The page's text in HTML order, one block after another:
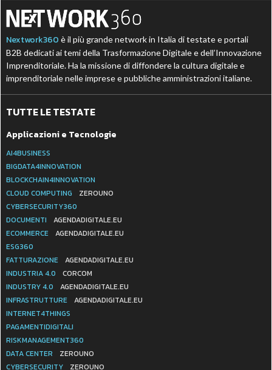
Nextwork360 è il più grande network in Italia di testate e portali
B2B dedicati ai temi della Trasformazione Digitale e dell’Innovazione
Imprenditoriale. Ha la missione di diffondere la cultura digitale e
imprenditoriale nelle imprese e pubbliche amministrazioni italiane.
TUTTE LE TESTATE
Applicazioni e Tecnologie
AI4BUSINESS
BIGDATA4INNOVATION
BLOCKCHAIN4INNOVATION
CLOUD COMPUTING
ZEROUNO
CYBERSECURITY360
DOCUMENTI
AGENDADIGITALE.EU
ECOMMERCE
AGENDADIGITALE.EU
ESG360
FATTURAZIONE
AGENDADIGITALE.EU
INDUSTRIA 4.0
CORCOM
INDUSTRY 4.0
AGENDADIGITALE.EU
INFRASTRUTTURE
AGENDADIGITALE.EU
INTERNET4THINGS
PAGAMENTIDIGITALI
RISKMANAGEMENT360
DATA CENTER
ZEROUNO
CYBERSECURITY
ZEROUNO